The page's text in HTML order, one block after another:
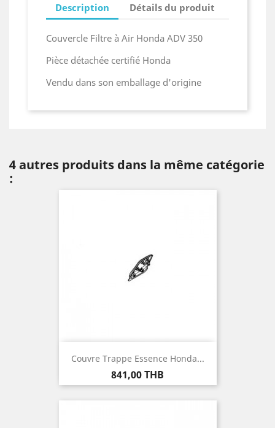
Description Détails du produit
Couvercle Filtre à Air Honda ADV 350
Pièce détachée certifié Honda
Vendu dans son emballage d'origine
4 autres produits dans la même catégorie
:
Couvre Trappe Essence Honda...
Prix
841,00 THB